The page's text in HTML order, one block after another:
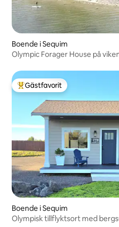
Boende i Sequim
Olympic Forager House på
Populär gästfavorit
Gästfavorit
Boende i Sequim
Olympisk tillflyktsort med